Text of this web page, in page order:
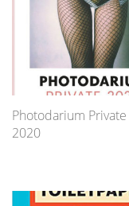
Photodarium Private
2020